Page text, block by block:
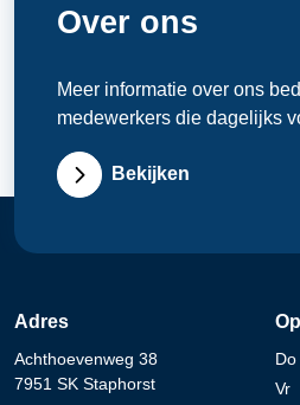
Over ons
Meer informatie over ons
medewerkers die dagelijks
Bekijken
Adres
Achthoevenweg 38
7951 SK Staphorst
Do
Vr